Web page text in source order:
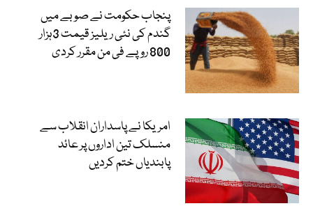
پنجاب حکومت نے صوبے میں
گندم کی نئی ریلیز قیمت 3ہزار
800 روپے فی من مقرر کردی
امریکا نے پاسداران انقلاب سے
منسلک تین اداروں پر عائد
پابندیاں ختم کردیں